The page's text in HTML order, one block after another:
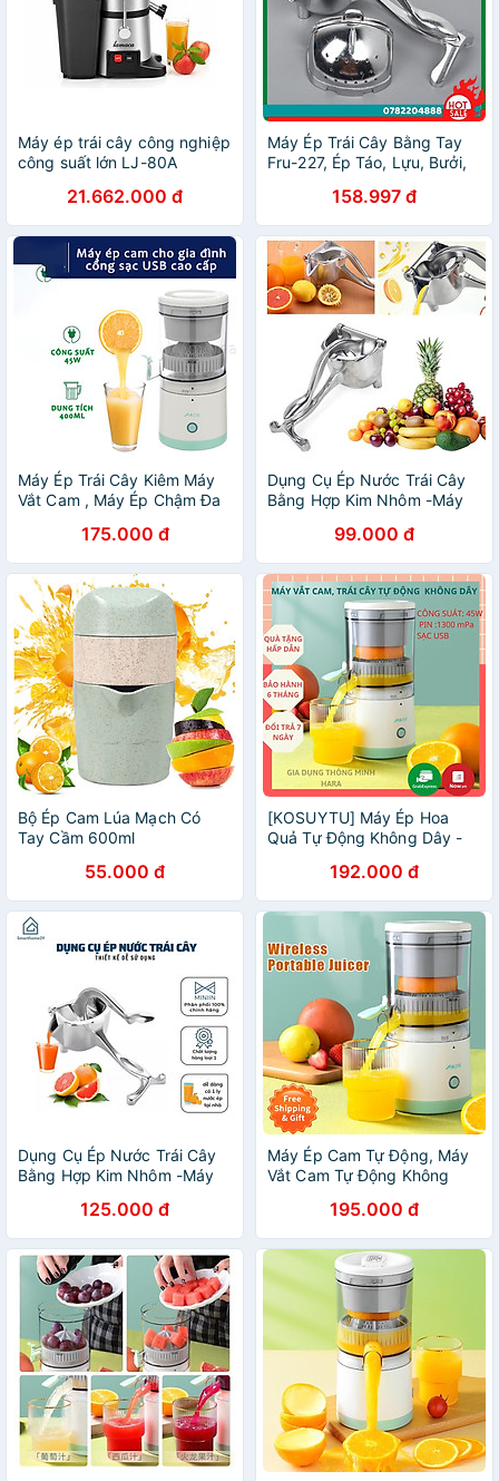
Máy ép trái cây công nghiệp
công suất lớn LJ-80A
21.662.000 đ
Máy Ép Trái Cây Bằng Tay
Fru-227, Ép Táo, Lựu, Bưởi,
Chuyên Dụng - CH Hương
Thị Miễn Phí Vận Chuyển
158.997 đ
Máy Ép Trái Cây Kiêm Máy
Vắt Cam , Máy Ép Chậm Đa
175.000 đ
Dụng Cụ Ép Nước Trái Cây
Bằng Hợp Kim Nhôm -Máy
99.000 đ
Bộ Ép Cam Lúa Mạch Có
Tay Cầm 600ml
55.000 đ
[KOSUYTU] Máy Ép Hoa
Quả Tự Động Không Dây -
Tự Động Nhỏ Gọn Sạc USB
192.000 đ
Dụng Cụ Ép Nước Trái Cây
Bằng Hợp Kim Nhôm -Máy
Loại 1 - Chính Hãng MINIIN
125.000 đ
Máy Ép Cam Tự Động, Máy
Vắt Cam Tự Động Không
Vắt Chanh Đa Năng Sạc
USB
195.000 đ